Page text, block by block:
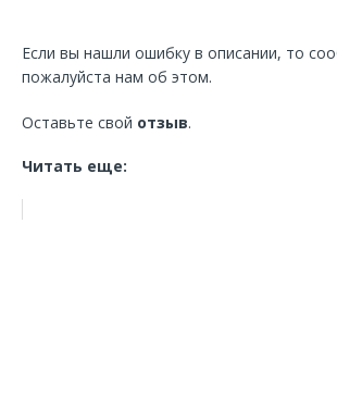
Если вы нашли ошибку в описании, то
пожалуйста нам об этом.
Оставьте свой отзыв.
Читать еще: